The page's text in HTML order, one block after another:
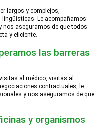
largos y complejos,
lingüísticas. Le acompañamos
nos aseguramos de que todos
y eficiente.
las barreras
al médico, visitas al
contractuales, le
y nos aseguramos de que
y organismos